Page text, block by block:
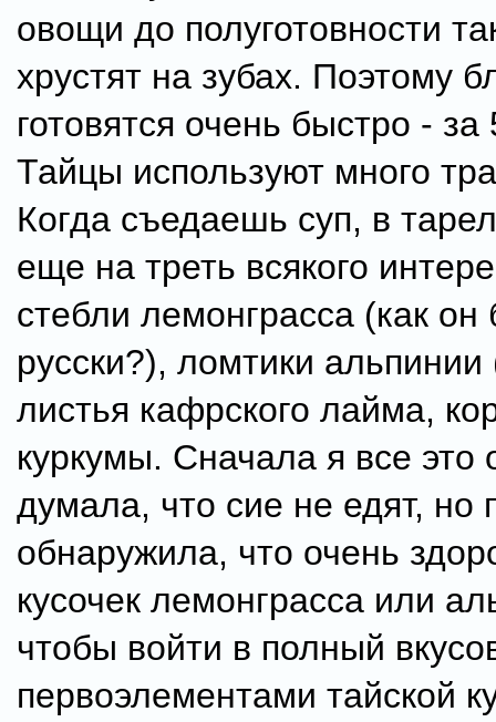
овощи до полуготовности
хрустят на зубах. Поэтому
готовятся очень быстро - за
Тайцы используют много
Когда съедаешь суп, в
еще на треть всякого
стебли лемонграсса (как он
русски?), ломтики
листья кафрского лайма,
куркумы. Сначала я все это
думала, что сие не едят, но
обнаружила, что очень
кусочек лемонграсса или
чтобы войти в полный
первоэлементами тайской